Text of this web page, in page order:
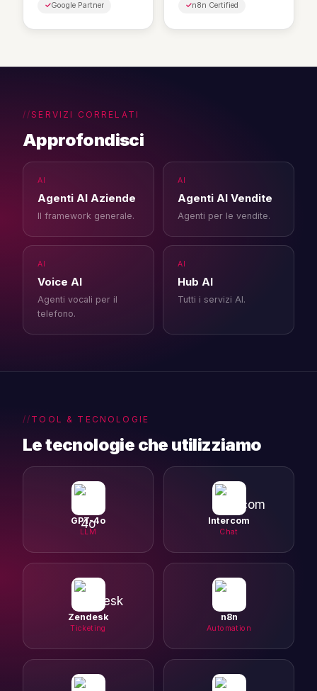
Google Partner n8n Certified
SERVIZI CORRELATI
Approfondisci
AI
Agenti AI Aziende
Il framework generale.
AI
Agenti AI Vendite
Agenti per le vendite.
AI
Voice AI
Agenti vocali per il
telefono.
AI
Hub AI
Tutti i servizi AI.
TOOL & TECNOLOGIE
Le tecnologie che utilizziamo
GPT-4o
LLM
Intercom
Chat
Zendesk
Ticketing
n8n
Automation